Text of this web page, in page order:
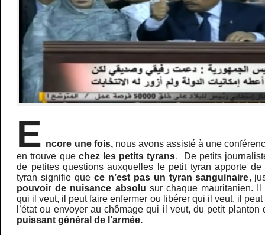
E ncore une fois,nous avons assisté à une
en trouve que chez les petits tyrans. De petits
de petites questions auxquelles le petit tyran apporte de
tyran signifie que ce n’est pas un tyran sanguinaire,
pouvoir de nuisance absolu sur chaque mauritanien.
qui il veut, il peut faire enfermer ou libérer qui il veut, il
l’état ou envoyer au chômage qui il veut, du petit planton
puissant général de l’armée.